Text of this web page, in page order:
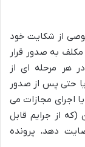
از شکایت خود
به صدور قرار
هر مرحله ای از
حتی پس از صدور
اجرای مجازات می
(که از جرایم قابل
دهد، پرونده